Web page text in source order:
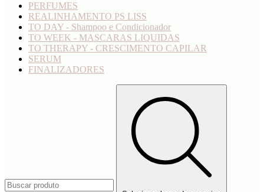
PERFUMES
REALINHAMENTO PS LISS
TO DAY - Shampoo e Condicionador
TO WEEK - MASCARAS LIQUIDAS
TO THERAPY - CRESCIMENTO CAPILAR
SERUM
FINALIZADORES